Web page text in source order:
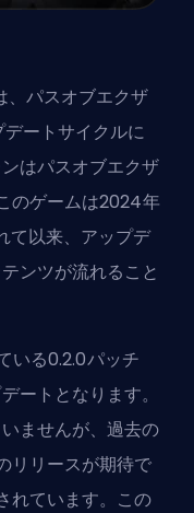
パスオブエクザ
ートサイクルに
はパスオブエクザ
のゲームは2024年
て以来、アップデ
ンツが流れること
いる0.2.0パッチ
ートとなります。
ませんが、過去の
リリースが期待で
れています。この